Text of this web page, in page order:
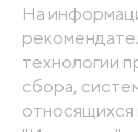
На
технологии
сбора,
относящихся